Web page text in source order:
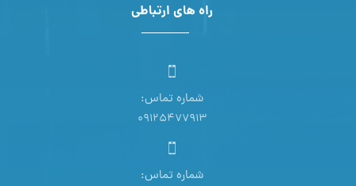
راه های ارتباطی
شماره تماس:
09125477913
شماره تماس: